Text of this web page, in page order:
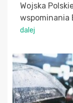
Wojska
wspominania
dalej